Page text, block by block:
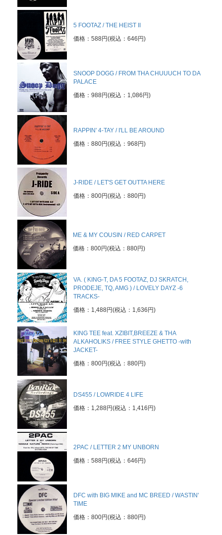
5 FOOTAZ / THE HEIST II
価格：588円(税込：646円)
SNOOP DOGG / FROM THA CHUUUCH TO DA
PALACE
価格：988円(税込：1,086円)
RAPPIN' 4-TAY / I'LL BE AROUND
価格：880円(税込：968円)
J-RIDE / LET'S GET OUTTA HERE
価格：800円(税込：880円)
ME & MY COUSIN / RED CARPET
価格：800円(税込：880円)
VA. ( KING-T, DA 5 FOOTAZ, DJ SKRATCH,
PRODEJE, TQ, AMG ) / LOVELY DAYZ -6
TRACKS-
価格：1,488円(税込：1,636円)
KING TEE feat. XZIBIT,BREEZE & THA
ALKAHOLIKS / FREE STYLE GHETTO -with
JACKET-
価格：800円(税込：880円)
DS455 / LOWRIDE 4 LIFE
価格：1,288円(税込：1,416円)
2PAC / LETTER 2 MY UNBORN
価格：588円(税込：646円)
DFC with BIG MIKE and MC BREED / WASTIN'
TIME
価格：800円(税込：880円)